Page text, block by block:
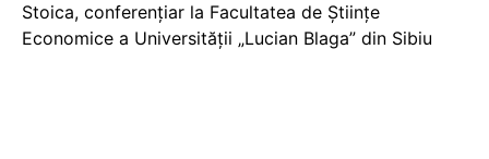
Stoica, conferențiar la Facultatea de Științe
Economice a Universității „Lucian Blaga” din Sibiu